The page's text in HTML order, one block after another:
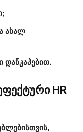
ახალ
დაწკაპებით.
HR